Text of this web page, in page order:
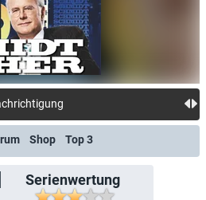
bei Streaming- oder TV
Shop Top 3
Serienwertung